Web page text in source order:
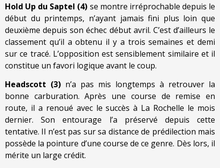
Hold Up du Saptel (4) se montre irréprochable depuis le
début du printemps, n’ayant jamais fini plus loin que
deuxième depuis son échec début avril. C’est d’ailleurs le
classement qu’il a obtenu il y a trois semaines et demi
sur ce tracé. L’opposition est sensiblement similaire et il
constitue un favori logique avant le coup.
Headscott (3) n’a pas mis longtemps à retrouver la
bonne carburation. Après une course de remise en
route, il a renoué avec le succès à La Rochelle le mois
dernier. Son entourage l’a préservé depuis cette
tentative. Il n’est pas sur sa distance de prédilection mais
possède la pointure d’une course de ce genre. Dès lors, il
mérite un large crédit.